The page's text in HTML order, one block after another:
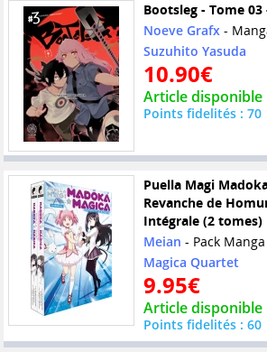
Bootsleg - Tome
Noeve Grafx-
Suzuhito Yasuda
10.90€
Article disponible
Points fidelités : 70
Puella Magi
Revanche de
Intégrale (2 tomes)
Meian - Pack Manga
Magica Quartet
9.95€
Article disponible
Points fidelités : 60